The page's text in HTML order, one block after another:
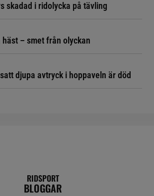
skadad i ridolycka på tävling
häst – smet från olyckan
djupa avtryck i hoppaveln är död
RIDSPORT
BLOGGAR